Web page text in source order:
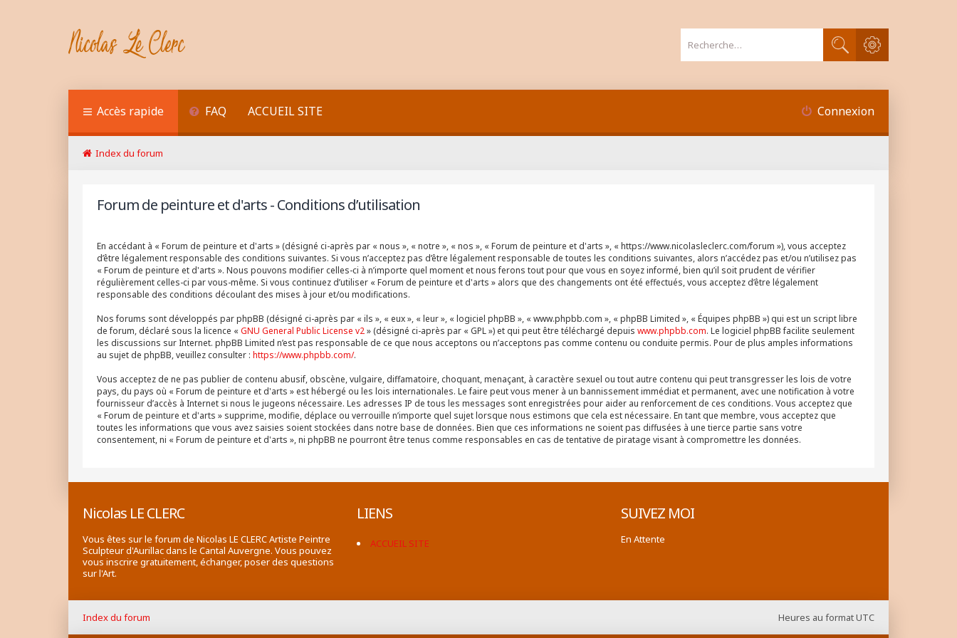
Rechercher
Recherche avancée
Accès rapide FAQ ACCUEIL SITE Connexion
Index du forum
Forum de peinture et d'arts - Conditions d’utilisation
En accédant à « Forum de peinture et d'arts » (désigné ci-après par « nous », « notre », « nos », « Forum de peinture et d'arts », « https://www.nicolasleclerc.com/forum »), vous acceptez
d’être légalement responsable des conditions suivantes. Si vous n’acceptez pas d’être légalement responsable de toutes les conditions suivantes, alors n’accédez pas et/ou n’utilisez pas
« Forum de peinture et d'arts ». Nous pouvons modifier celles-ci à n’importe quel moment et nous ferons tout pour que vous en soyez informé, bien qu’il soit prudent de vérifier
régulièrement celles-ci par vous-même. Si vous continuez d’utiliser « Forum de peinture et d'arts » alors que des changements ont été effectués, vous acceptez d’être légalement
responsable des conditions découlant des mises à jour et/ou modifications.
Nos forums sont développés par phpBB (désigné ci-après par « ils », « eux », « leur », « logiciel phpBB », « www.phpbb.com », « phpBB Limited », « Équipes phpBB ») qui est un script libre
de forum, déclaré sous la licence « GNU General Public License v2» (désigné ci-après par « GPL ») et qui peut être téléchargé depuis www.phpbb.com. Le logiciel phpBB facilite seulement
les discussions sur Internet. phpBB Limited n’est pas responsable de ce que nous acceptons ou n’acceptons pas comme contenu ou conduite permis. Pour de plus amples informations
au sujet de phpBB, veuillez consulter : https://www.phpbb.com/.
Vous acceptez de ne pas publier de contenu abusif, obscène, vulgaire, diffamatoire, choquant, menaçant, à caractère sexuel ou tout autre contenu qui peut transgresser les lois de votre
pays, du pays où « Forum de peinture et d'arts » est hébergé ou les lois internationales. Le faire peut vous mener à un bannissement immédiat et permanent, avec une notification à votre
fournisseur d’accès à Internet si nous le jugeons nécessaire. Les adresses IP de tous les messages sont enregistrées pour aider au renforcement de ces conditions. Vous acceptez que
« Forum de peinture et d'arts » supprime, modifie, déplace ou verrouille n’importe quel sujet lorsque nous estimons que cela est nécessaire. En tant que membre, vous acceptez que
toutes les informations que vous avez saisies soient stockées dans notre base de données. Bien que ces informations ne soient pas diffusées à une tierce partie sans votre
consentement, ni « Forum de peinture et d'arts », ni phpBB ne pourront être tenus comme responsables en cas de tentative de piratage visant à compromettre les données.
Nicolas LE CLERC
Vous êtes sur le forum de Nicolas LE CLERC Artiste Peintre
Sculpteur d'Aurillac dans le Cantal Auvergne. Vous pouvez
vous inscrire gratuitement, échanger, poser des questions
sur l'Art.
LIENS
ACCUEIL SITE
SUIVEZ MOI
En Attente
Heures au formatUTC
Index du forum